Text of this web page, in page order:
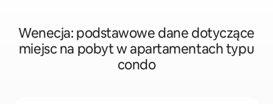
Wenecja: podstawowe dane dotyczące
miejsc na pobyt w apartamentach typu
condo